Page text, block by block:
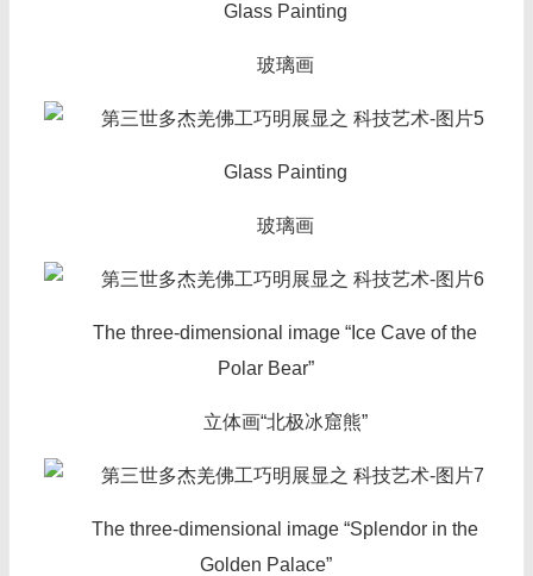
Glass Painting
玻璃画
Glass Painting
玻璃画
The three-dimensional image “Ice Cave of the
Polar Bear”
立体画“北极冰窟熊”
The three-dimensional image “Splendor in the
Golden Palace”